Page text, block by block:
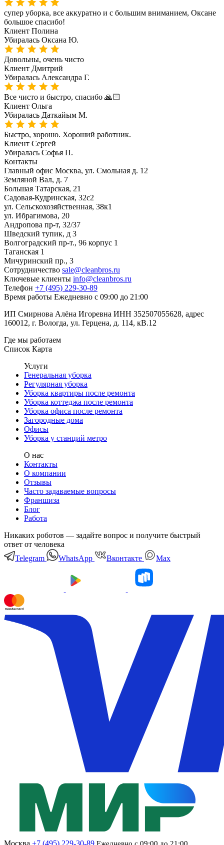
супер уборка, все аккуратно и с большим вниманием, Оксане
большое спасибо!
Клиент Полина
Убиралась Оксана Ю.
Довольны, очень чисто
Клиент Дмитрий
Убиралась Александра Г.
Все чисто и быстро, спасибо 🙏🏻
Клиент Ольга
Убиралась Даткайым М.
Быстро, хорошо. Хороший работник.
Клиент Сергей
Убиралась Софья П.
Контакты
Главный офис Москва, ул. Смольная д. 12
Земляной Вал, д. 7
Большая Татарская, 21
Садовая-Кудринская, 32с2
ул. Сельскохозяйственная, 38к1
ул. Ибрагимова, 20
Андропова пр-т, 32/37
Шведский тупик, д 3
Волгоградский пр-т., 96 корпус 1
Таганская 1
Мичуринский пр., 3
Сотрудничество sale@cleanbros.ru
Ключевые клиенты info@cleanbros.ru
Телефон +7 (495) 229-30-89
Время работы Ежедневно с 09:00 до 21:00
ИП Смирнова Алёна Игоревна ИНН 352507055628, адрес
160012, г. Вологда, ул. Герцена, д. 114, кВ.12
Где мы работаем
Список Карта
Услуги
Генеральная уборка
Регулярная уборка
Уборка квартиры после ремонта
Уборка коттеджа после ремонта
Уборка офиса после ремонта
Загородные дома
Офисы
Уборка у станций метро
О нас
Контакты
О компании
Отзывы
Часто задаваемые вопросы
Франшиза
Блог
Работа
Никаких роботов — задайте вопрос и получите быстрый
ответ от человека
Telegram
WhatsApp Вконтакте Мах
Москва +7 (495) 229-30-89